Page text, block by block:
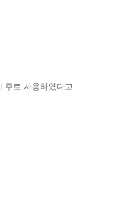
주로 사용하였다고